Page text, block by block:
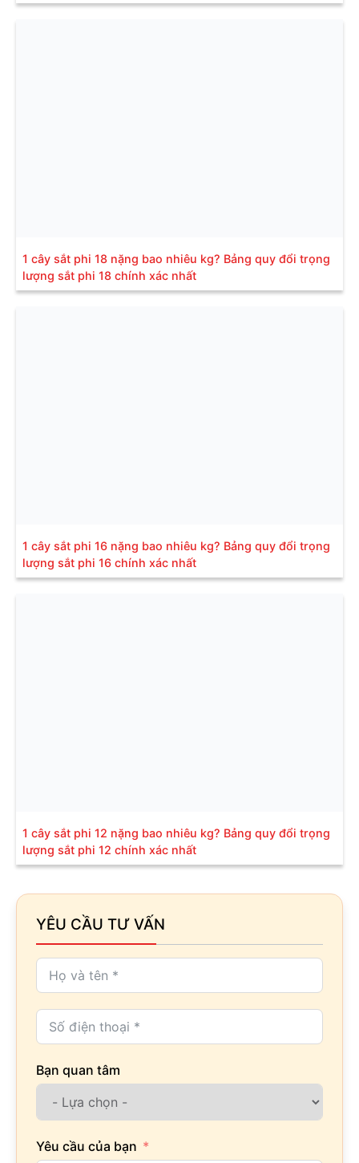
1 cây sắt phi 18 nặng bao nhiêu kg? Bảng quy đổi trọng
lượng sắt phi 18 chính xác nhất
1 cây sắt phi 16 nặng bao nhiêu kg? Bảng quy đổi trọng
lượng sắt phi 16 chính xác nhất
1 cây sắt phi 12 nặng bao nhiêu kg? Bảng quy đổi trọng
lượng sắt phi 12 chính xác nhất
YÊU CẦU TƯ VẤN
Bạn quan tâm
Yêu cầu của bạn